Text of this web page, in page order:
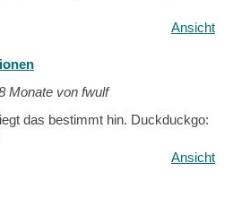
Ansicht
Monate von fwulf
das bestimmt hin. Duckduckgo:
Ansicht